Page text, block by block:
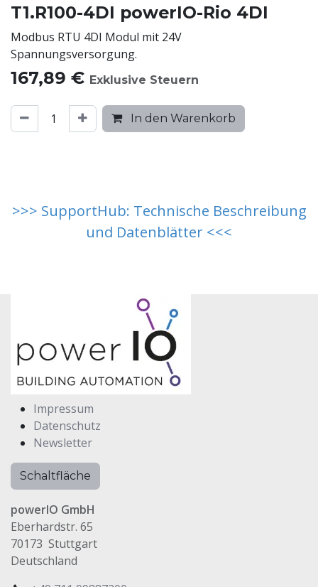
T1.R100-4DI powerIO-Rio 4DI
Modbus RTU 4DI Modul mit 24V
Spannungsversorgung.
167,89 € Exklusive Steuern
In den Warenkorb
>>> SupportHub: Technische Beschreibung
und Datenblätter <<<
Impressum
Datenschutz
Newsletter
Schaltfläche
powerIO GmbH
Eberhardstr. 65
70173 Stuttgart
Deutschland